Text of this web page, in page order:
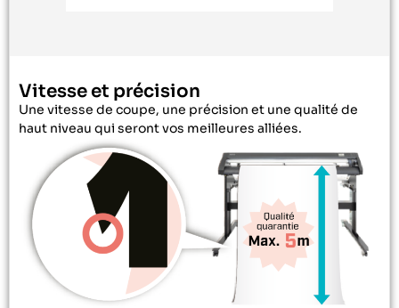
Vitesse et précision
Une vitesse de coupe, une précision et une qualité de
haut niveau qui seront vos meilleures alliées.